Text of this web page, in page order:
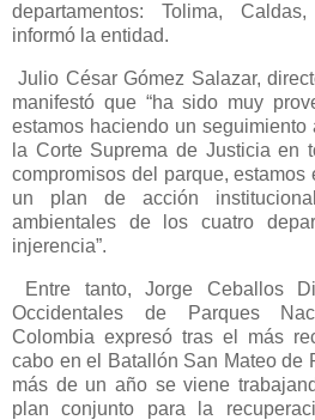
departamentos: Tolima,
informó la entidad.
Julio César Gómez Salazar,
manifestó que “ha sido muy
estamos haciendo un
la Corte Suprema de Justicia en
compromisos del parque,
un plan de acción
ambientales de los cuatro
injerencia”.
Entre tanto, Jorge Ceballos
Occidentales de Parques
Colombia expresó tras el más
cabo en el Batallón San Mateo de
más de un año se viene
plan conjunto para la